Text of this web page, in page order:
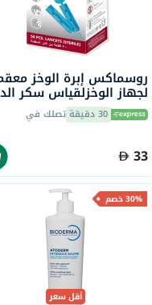
روسماكس إبرة الوخز
لجهاز الوخزلقياس سكر
حزمة من 50
30 دقيقة تصلك في
33
30% خصم
أقل سعر